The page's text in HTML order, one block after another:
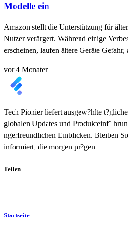
Modelle ein
Amazon stellt die Unterstützung für
Nutzer verärgert. Während einige
erscheinen, laufen ältere Geräte
vor 4 Monaten
Tech Pionier liefert ausgew?hlte
globalen Updates und
ngerfreundlichen Einblicken. Bleiben
informiert, die morgen pr?gen.
Teilen
Startseite